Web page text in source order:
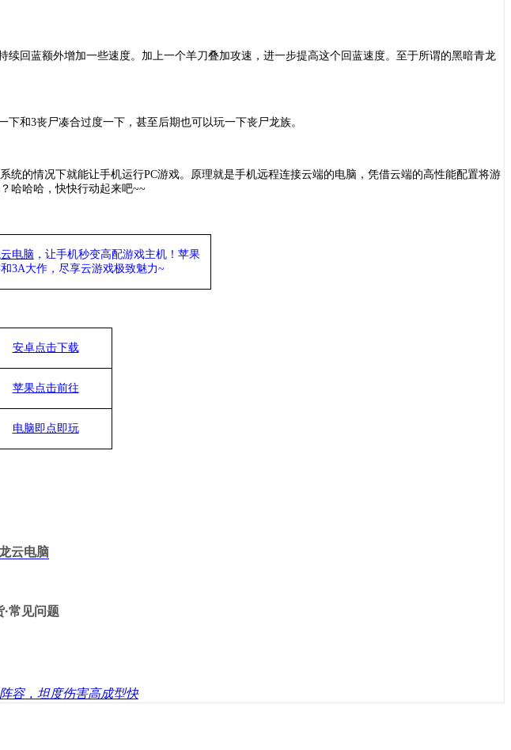
回蓝额外增加一些速度。加上一个羊刀叠加攻速，进一步提高这个回蓝速度。至于所谓的黑暗青龙
下和3丧尸凑合过度一下，甚至后期也可以玩一下丧尸龙族。
统的情况下就能让手机运行PC游戏。原理就是手机远程连接云端的电脑，凭借云端的高性能配置将游
哈哈哈，快快行动起来吧~~
云电脑 ，让手机秒变高配游戏主机！苹果
3A大作， 尽享云游戏极致魅力~
安卓点击下载
苹果点击前往
电脑即点即玩
云电脑
·常见问题
容，坦度伤害高成型快